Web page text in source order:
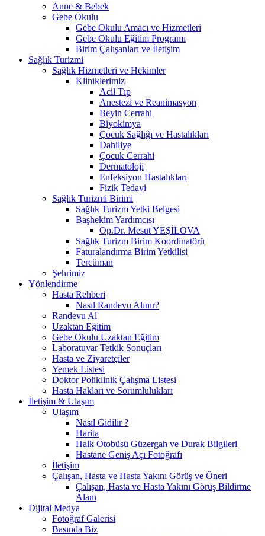
Anne & Bebek
Gebe Okulu
Gebe Okulu Amacı ve Hizmetleri
Gebe Okulu Eğitim Programı
Birim Çalışanları ve İletişim
Sağlık Turizmi
Sağlık Hizmetleri ve Hekimler
Kliniklerimiz
Acil Tıp
Anestezi ve Reanimasyon
Beyin Cerrahi
Biyokimya
Çocuk Sağlığı ve Hastalıkları
Dahiliye
Çocuk Cerrahi
Dermatoloji
Enfeksiyon Hastalıkları
Fizik Tedavi
Sağlık Turizmi Birimi
Sağlık Turizm Yetki Belgesi
Başhekim Yardımcısı
Op.Dr. Mesut YEŞİLOVA
Sağlık Turizm Birim Koordinatörü
Faturalandırma Birim Yetkilisi
Tercüman
Şehrimiz
Yönlendirme
Hasta Rehberi
Nasıl Randevu Alınır?
Randevu Al
Uzaktan Eğitim
Gebe Okulu Uzaktan Eğitim
Laboratuvar Tetkik Sonuçları
Hasta ve Ziyaretçiler
Yemek Listesi
Doktor Poliklinik Çalışma Listesi
Hasta Hakları ve Sorumlulukları
İletişim & Ulaşım
Ulaşım
Nasıl Gidilir ?
Harita
Halk Otobüsü Güzergah ve Durak Bilgileri
Hastane Geniş Açı Fotoğrafı
İletişim
Çalışan, Hasta ve Hasta Yakını Görüş ve Öneri
Çalışan, Hasta ve Hasta Yakını Görüş Bildirme
Alanı
Dijital Medya
Fotoğraf Galerisi
Basında Biz